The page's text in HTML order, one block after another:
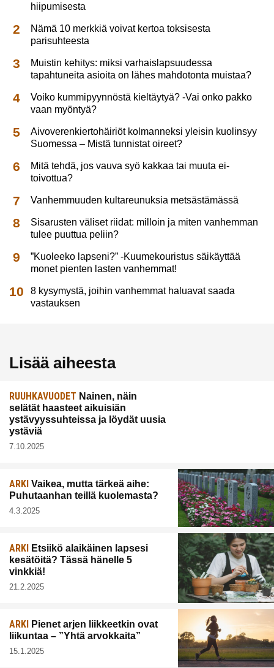
hiipumisesta
Nämä 10 merkkiä voivat kertoa toksisesta
parisuhteesta
Muistin kehitys: miksi varhaislapsuudessa
tapahtuneita asioita on lähes mahdotonta muistaa?
Voiko kummipyynnöstä kieltäytyä? -Vai onko pakko
vaan myöntyä?
Aivoverenkiertohäiriöt kolmanneksi yleisin kuolinsyy
Suomessa – Mistä tunnistat oireet?
Mitä tehdä, jos vauva syö kakkaa tai muuta ei-
toivottua?
Vanhemmuuden kultareunuksia metsästämässä
Sisarusten väliset riidat: milloin ja miten vanhemman
tulee puuttua peliin?
”Kuoleeko lapseni?” -Kuumekouristus säikäyttää
monet pienten lasten vanhemmat!
8 kysymystä, joihin vanhemmat haluavat saada
vastauksen
Lisää aiheesta
RUUHKAVUODET Nainen, näin
selätät haasteet aikuisiän
ystävyyssuhteissa ja löydät uusia
ystäviä
7.10.2025
ARKI Vaikea, mutta tärkeä aihe:
Puhutaanhan teillä kuolemasta?
4.3.2025
ARKI Etsiikö alaikäinen lapsesi
kesätöitä? Tässä hänelle 5
vinkkiä!
21.2.2025
ARKI Pienet arjen liikkeetkin ovat
liikuntaa – ”Yhtä arvokkaita”
15.1.2025